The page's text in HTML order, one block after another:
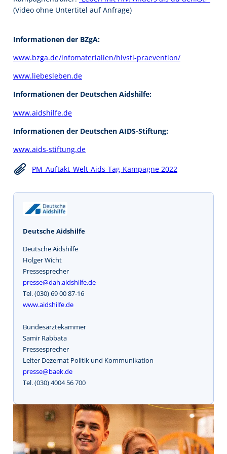
(Video ohne Untertitel auf Anfrage)
Informationen der BZgA:
www.bzga.de/infomaterialien/hivsti-praevention/
www.liebesleben.de
Informationen der Deutschen Aidshilfe:
www.aidshilfe.de
Informationen der Deutschen AIDS-Stiftung:
www.aids-stiftung.de
PM_Auftakt_Welt-Aids-Tag-Kampagne 2022
Deutsche Aidshilfe
Deutsche Aidshilfe
Holger Wicht
Pressesprecher
presse@dah.aidshilfe.de
Tel. (030) 69 00 87-16
www.aidshilfe.de
Bundesärztekammer
Samir Rabbata
Pressesprecher
Leiter Dezernat Politik und Kommunikation
presse@baek.de
Tel. (030) 4004 56 700